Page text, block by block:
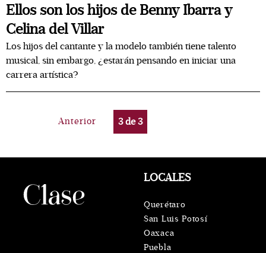
Ellos son los hijos de Benny Ibarra y
Celina del Villar
Los hijos del cantante y la modelo también tiene talento
musical, sin embargo, ¿estarán pensando en iniciar una
carrera artística?
Anterior 3de3
LOCALES
Querétaro
San Luis Potosí
Oaxaca
Puebla